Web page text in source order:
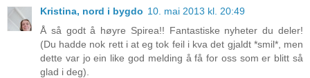
Kristina, nord i bygdo 10. mai 2013 kl. 20:49
Å så godt å høyre Spirea!! Fantastiske nyheter du deler!
(Du hadde nok rett i at eg tok feil i kva det gjaldt *smil*, men
dette var jo ein like god melding å få for oss som er blitt så
glad i deg).